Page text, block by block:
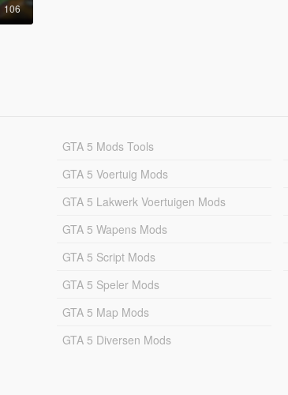
106
GTA 5 Mods Tools
GTA 5 Voertuig Mods
GTA 5 Lakwerk Voertuigen Mods
GTA 5 Wapens Mods
GTA 5 Script Mods
GTA 5 Speler Mods
GTA 5 Map Mods
GTA 5 Diversen Mods